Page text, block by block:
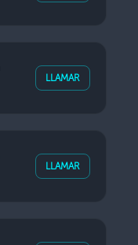
LLAMAR
LLAMAR